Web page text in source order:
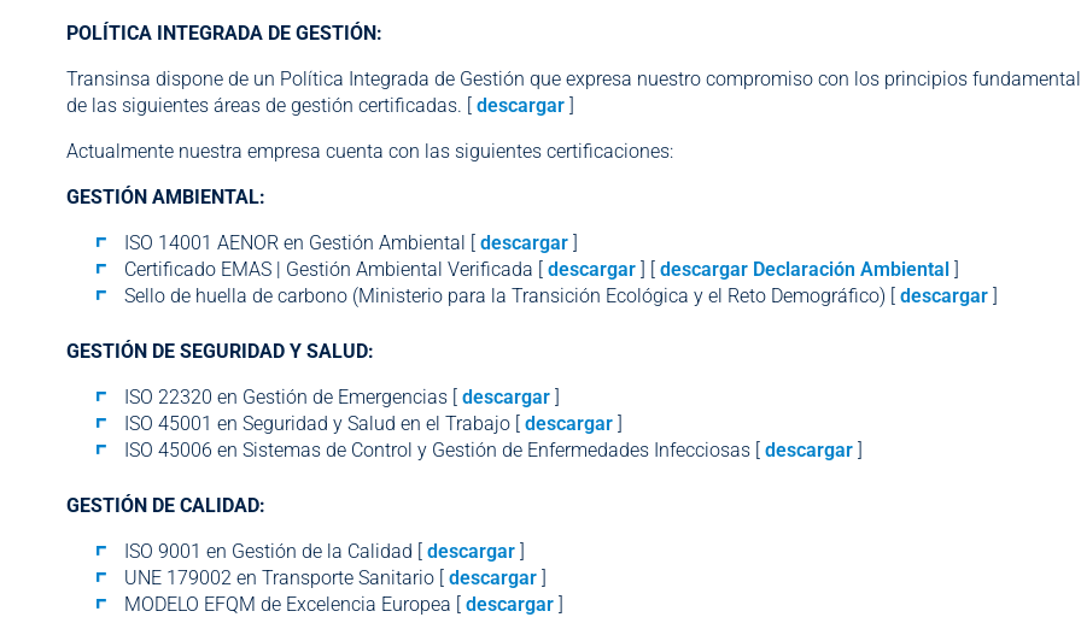
POLÍTICA INTEGRADA DE GESTIÓN:
Transinsa dispone de un Política Integrada de Gestión que expresa nuestro compromiso con los principios
de las siguientes áreas de gestión certificadas. [ descargar ]
Actualmente nuestra empresa cuenta con las siguientes certificaciones:
GESTIÓN AMBIENTAL:
ISO 14001 AENOR en Gestión Ambiental [ descargar ]
Certificado EMAS | Gestión Ambiental Verificada [ descargar ] [ descargar Declaración Ambiental ]
Sello de huella de carbono (Ministerio para la Transición Ecológica y el Reto Demográfico) [ descargar ]
GESTIÓN DE SEGURIDAD Y SALUD:
ISO 22320 en Gestión de Emergencias [ descargar ]
ISO 45001 en Seguridad y Salud en el Trabajo [ descargar ]
ISO 45006 en Sistemas de Control y Gestión de Enfermedades Infecciosas [ descargar ]
GESTIÓN DE CALIDAD:
ISO 9001 en Gestión de la Calidad [ descargar ]
UNE 179002 en Transporte Sanitario [ descargar ]
MODELO EFQM de Excelencia Europea [ descargar ]